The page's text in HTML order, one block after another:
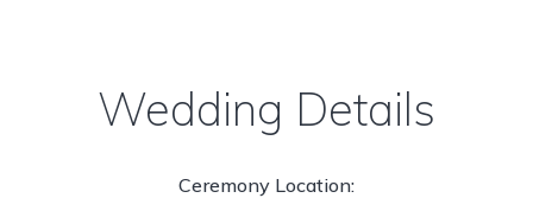
Wedding Details
Ceremony Location: